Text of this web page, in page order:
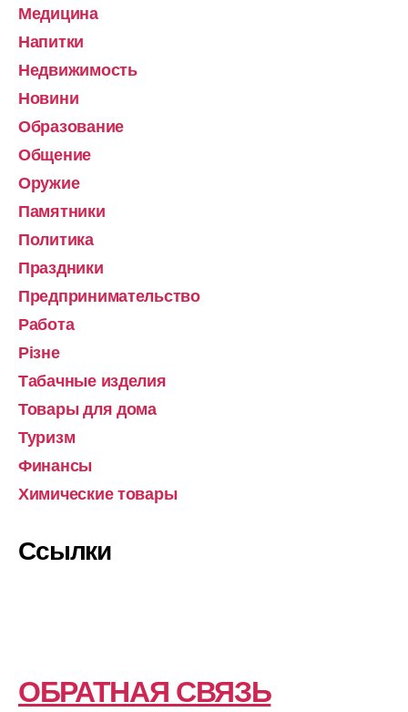
Медицина
Напитки
Недвижимость
Новини
Образование
Общение
Оружие
Памятники
Политика
Праздники
Предпринимательство
Работа
Різне
Табачные изделия
Товары для дома
Туризм
Финансы
Химические товары
Ссылки
ОБРАТНАЯ СВЯЗЬ